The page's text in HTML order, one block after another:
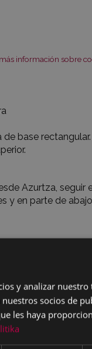
más información sobre
base
Azurtza,
y en parte de
ayuda del
ser
y analizar nuestro
socios de
les haya